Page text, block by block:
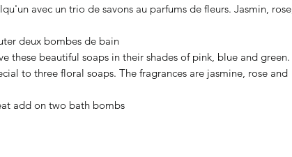
avec un trio de savons au parfums de fleurs. Jasmin, rose,
deux bombes de bain
these beautiful soaps in their shades of pink, blue and green.
to three floral soaps. The fragrances are jasmine, rose and
add on two bath bombs